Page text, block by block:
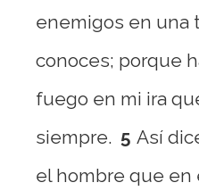
enemigos en una
conoces; porque
fuego en mi ira
siempre. 5 Así
el hombre que en